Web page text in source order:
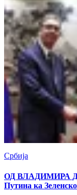
Србија
ОД ВЛАДИМИРА
Путина ка